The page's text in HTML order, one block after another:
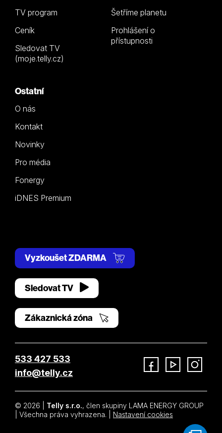
TV program
Ceník
Sledovat TV
(moje.telly.cz)
Šetříme planetu
Prohlášení o
přístupnosti
Ostatní
O nás
Kontakt
Novinky
Pro média
Fonergy
iDNES Premium
Vyzkoušet ZDARMA
Sledovat TV
Zákaznická zóna
533 427 533
info@telly.cz
© 2026 | Telly s.r.o., člen skupiny LAMA ENERGY GROUP
| Všechna práva vyhrazena. | Nastavení cookies